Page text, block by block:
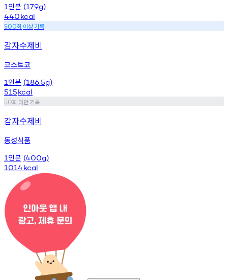
1 인분 (179g)
440kcal
500회 이상기록
감자수제비
코스트코
1 인분 (186.5g)
515kcal
50회 미만기록
감자수제비
동성식품
1 인분 (400g)
1014kcal